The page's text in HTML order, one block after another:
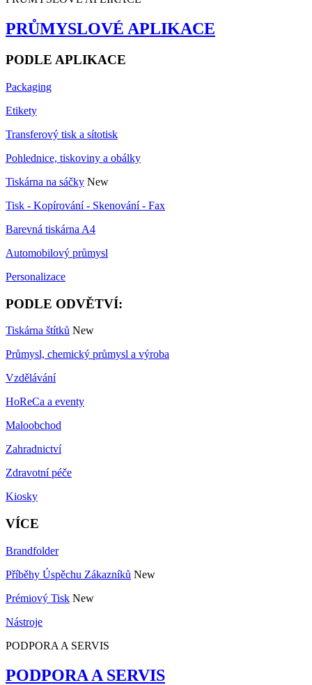
PRŮMYSLOVÉ APLIKACE
PODLE APLIKACE
Packaging
Etikety
Transferový tisk a sítotisk
Pohlednice, tiskoviny a obálky
Tiskárna na sáčky New
Tisk - Kopírování - Skenování - Fax
Barevná tiskárna A4
Automobilový průmysl
Personalizace
PODLE ODVĚTVÍ:
Tiskárna štítků New
Průmysl, chemický průmysl a výroba
Vzdělávání
HoReCa a eventy
Maloobchod
Zahradnictví
Zdravotní péče
Kiosky
VÍCE
Brandfolder
Příběhy Úspěchu Zákazníků New
Prémiový Tisk New
Nástroje
PODPORA A SERVIS
PODPORA A SERVIS